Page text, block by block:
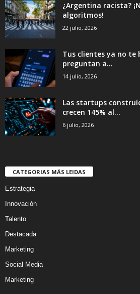
¿Argentina racista?
algoritmos!
22 julio, 2026
Tus clientes ya no te
preguntan a...
14 julio, 2026
Las startups
crecen 145% al...
6 julio, 2026
CATEGORIAS MÁS LEIDAS
Estrategia
Innovación
Talento
Destacada
Marketing
Social Media
Marketing